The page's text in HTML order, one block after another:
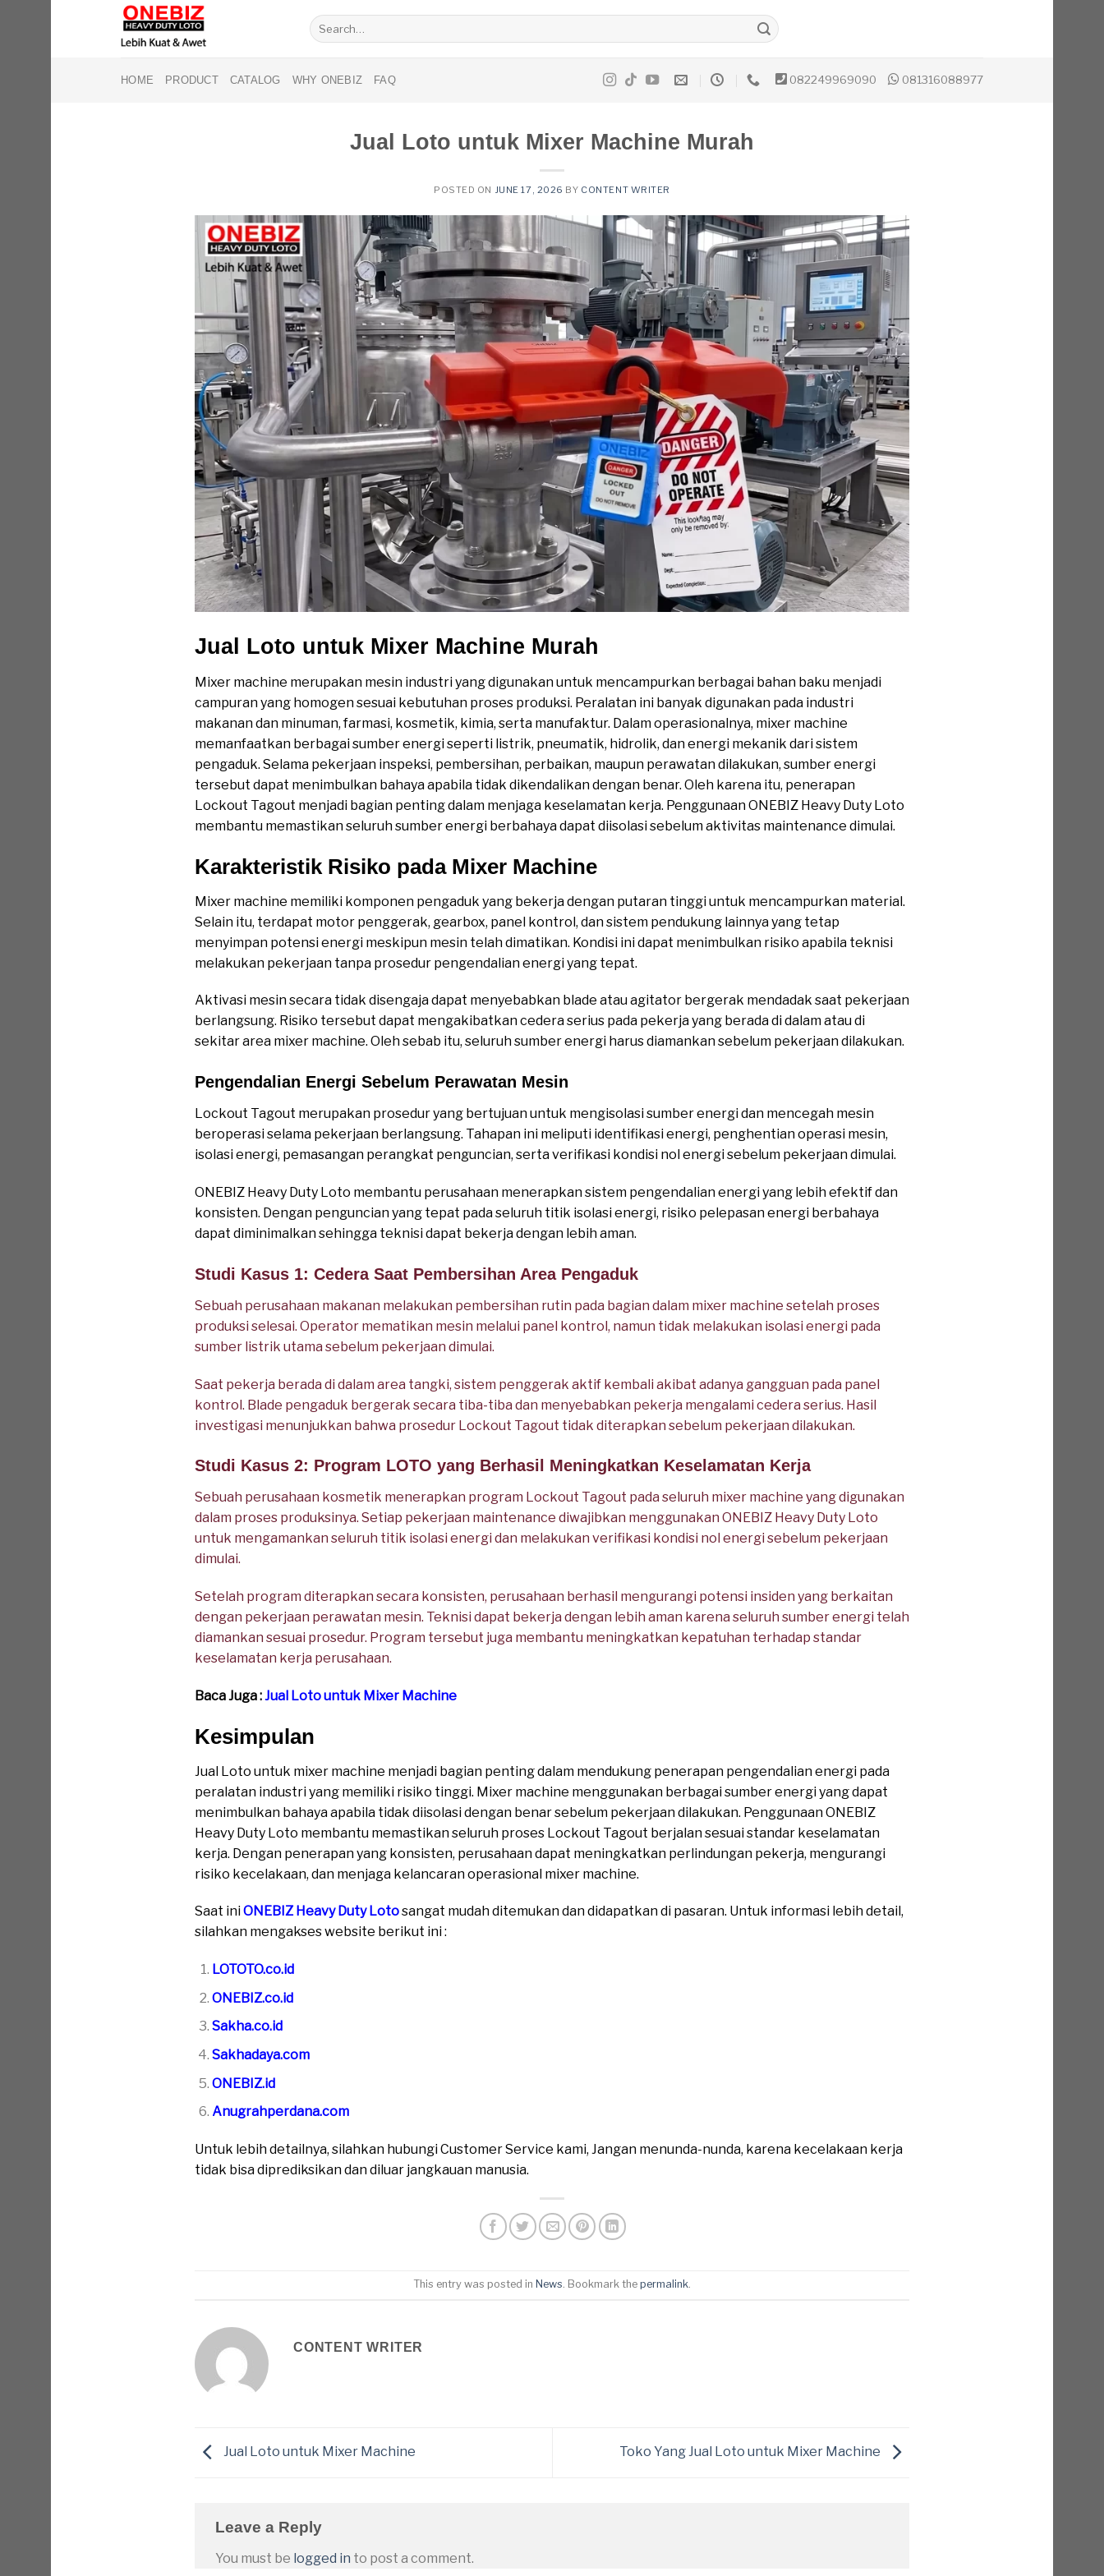
Search
for:
HOME PRODUCT CATALOG WHY ONEBIZ FAQ 082249969090 081316088977
Jual Loto untuk Mixer Machine Murah
POSTED ON JUNE 17, 2026 BY CONTENT WRITER
Jual Loto untuk Mixer Machine Murah
Mixer machine merupakan mesin industri yang digunakan untuk mencampurkan berbagai bahan baku menjadi
campuran yang homogen sesuai kebutuhan proses produksi. Peralatan ini banyak digunakan pada industri
makanan dan minuman, farmasi, kosmetik, kimia, serta manufaktur. Dalam operasionalnya, mixer machine
memanfaatkan berbagai sumber energi seperti listrik, pneumatik, hidrolik, dan energi mekanik dari sistem
pengaduk. Selama pekerjaan inspeksi, pembersihan, perbaikan, maupun perawatan dilakukan, sumber energi
tersebut dapat menimbulkan bahaya apabila tidak dikendalikan dengan benar. Oleh karena itu, penerapan
Lockout Tagout menjadi bagian penting dalam menjaga keselamatan kerja. Penggunaan ONEBIZ Heavy Duty Loto
membantu memastikan seluruh sumber energi berbahaya dapat diisolasi sebelum aktivitas maintenance dimulai.
Karakteristik Risiko pada Mixer Machine
Mixer machine memiliki komponen pengaduk yang bekerja dengan putaran tinggi untuk mencampurkan material.
Selain itu, terdapat motor penggerak, gearbox, panel kontrol, dan sistem pendukung lainnya yang tetap
menyimpan potensi energi meskipun mesin telah dimatikan. Kondisi ini dapat menimbulkan risiko apabila teknisi
melakukan pekerjaan tanpa prosedur pengendalian energi yang tepat.
Aktivasi mesin secara tidak disengaja dapat menyebabkan blade atau agitator bergerak mendadak saat pekerjaan
berlangsung. Risiko tersebut dapat mengakibatkan cedera serius pada pekerja yang berada di dalam atau di
sekitar area mixer machine. Oleh sebab itu, seluruh sumber energi harus diamankan sebelum pekerjaan dilakukan.
Pengendalian Energi Sebelum Perawatan Mesin
Lockout Tagout merupakan prosedur yang bertujuan untuk mengisolasi sumber energi dan mencegah mesin
beroperasi selama pekerjaan berlangsung. Tahapan ini meliputi identifikasi energi, penghentian operasi mesin,
isolasi energi, pemasangan perangkat penguncian, serta verifikasi kondisi nol energi sebelum pekerjaan dimulai.
ONEBIZ Heavy Duty Loto membantu perusahaan menerapkan sistem pengendalian energi yang lebih efektif dan
konsisten. Dengan penguncian yang tepat pada seluruh titik isolasi energi, risiko pelepasan energi berbahaya
dapat diminimalkan sehingga teknisi dapat bekerja dengan lebih aman.
Studi Kasus 1: Cedera Saat Pembersihan Area Pengaduk
Sebuah perusahaan makanan melakukan pembersihan rutin pada bagian dalam mixer machine setelah proses
produksi selesai. Operator mematikan mesin melalui panel kontrol, namun tidak melakukan isolasi energi pada
sumber listrik utama sebelum pekerjaan dimulai.
Saat pekerja berada di dalam area tangki, sistem penggerak aktif kembali akibat adanya gangguan pada panel
kontrol. Blade pengaduk bergerak secara tiba-tiba dan menyebabkan pekerja mengalami cedera serius. Hasil
investigasi menunjukkan bahwa prosedur Lockout Tagout tidak diterapkan sebelum pekerjaan dilakukan.
Studi Kasus 2: Program LOTO yang Berhasil Meningkatkan Keselamatan Kerja
Sebuah perusahaan kosmetik menerapkan program Lockout Tagout pada seluruh mixer machine yang digunakan
dalam proses produksinya. Setiap pekerjaan maintenance diwajibkan menggunakan ONEBIZ Heavy Duty Loto
untuk mengamankan seluruh titik isolasi energi dan melakukan verifikasi kondisi nol energi sebelum pekerjaan
dimulai.
Setelah program diterapkan secara konsisten, perusahaan berhasil mengurangi potensi insiden yang berkaitan
dengan pekerjaan perawatan mesin. Teknisi dapat bekerja dengan lebih aman karena seluruh sumber energi telah
diamankan sesuai prosedur. Program tersebut juga membantu meningkatkan kepatuhan terhadap standar
keselamatan kerja perusahaan.
Baca Juga :Jual Loto untuk Mixer Machine
Kesimpulan
Jual Loto untuk mixer machine menjadi bagian penting dalam mendukung penerapan pengendalian energi pada
peralatan industri yang memiliki risiko tinggi. Mixer machine menggunakan berbagai sumber energi yang dapat
menimbulkan bahaya apabila tidak diisolasi dengan benar sebelum pekerjaan dilakukan. Penggunaan ONEBIZ
Heavy Duty Loto membantu memastikan seluruh proses Lockout Tagout berjalan sesuai standar keselamatan
kerja. Dengan penerapan yang konsisten, perusahaan dapat meningkatkan perlindungan pekerja, mengurangi
risiko kecelakaan, dan menjaga kelancaran operasional mixer machine.
Saat iniONEBIZ Heavy Duty Lotosangat mudah ditemukan dan didapatkan di pasaran. Untuk informasi lebih detail,
silahkan mengakses website berikut ini :
LOTOTO.co.id
ONEBIZ.co.id
Sakha.co.id
Sakhadaya.com
ONEBIZ.id
Anugrahperdana.com
Untuk lebih detailnya, silahkan hubungi Customer Service kami, Jangan menunda-nunda, karena kecelakaan kerja
tidak bisa diprediksikan dan diluar jangkauan manusia.
This entry was posted in News. Bookmark the permalink.
CONTENT WRITER
Jual Loto untuk Mixer Machine Toko Yang Jual Loto untuk Mixer Machine
Leave a Reply
You must be logged in to post a comment.